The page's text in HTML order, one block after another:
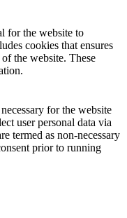
for the website to
cookies that ensures
the website. These
for the website
user personal data via
termed as non-necessary
prior to running